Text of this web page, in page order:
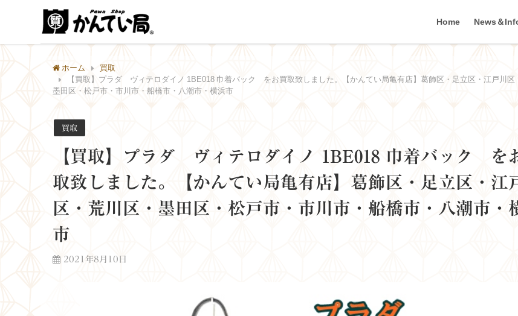
Home News＆
ホーム
買取
【買取】プラダ ヴィテロダイノ 1BE018 巾着バック をお買取致しました。【かんてい局亀有店】葛飾区・足立区・江戸川区
墨田区・松戸市・市川市・船橋市・八潮市・横浜市
買取
【買取】プラダ ヴィテロダイノ 1BE018 巾着バック を
取致しました。【かんてい局亀有店】葛飾区・足立区・江
区・荒川区・墨田区・松戸市・市川市・船橋市・八潮市・
市
2021年8月10日